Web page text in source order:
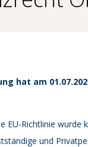
hat am
EU-Richtlinie
und